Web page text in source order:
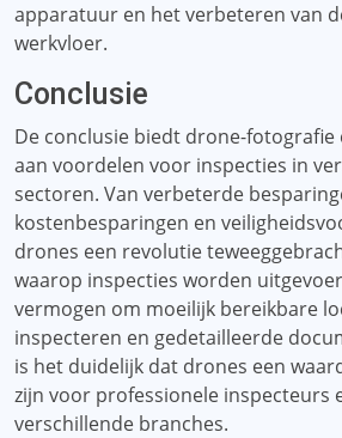
apparatuur en het verbeteren van
werkvloer.
Conclusie
De conclusie biedt drone-fotografie
aan voordelen voor inspecties in
sectoren. Van verbeterde
kostenbesparingen en
drones een revolutie
waarop inspecties worden
vermogen om moeilijk bereikbare
inspecteren en gedetailleerde
is het duidelijk dat drones een
zijn voor professionele inspecteurs
verschillende branches.